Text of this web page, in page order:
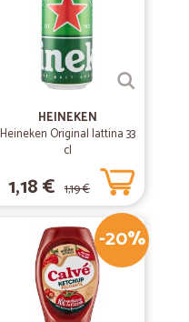
HEINEKEN
Heineken Original lattina 33
cl
1,18 € 1,19 €
-20%